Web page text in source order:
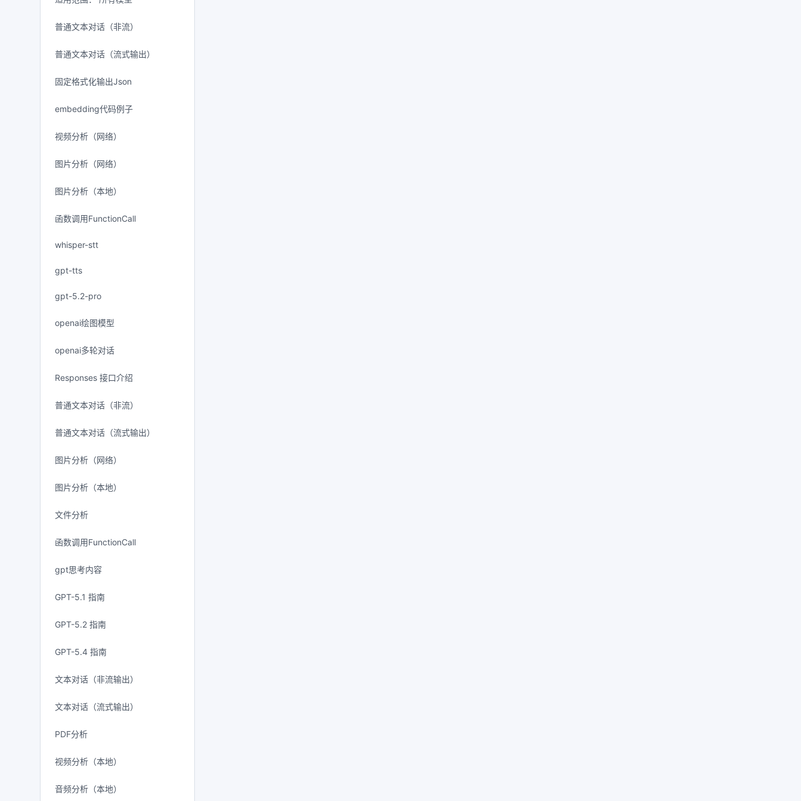
普通文本对话（非流）
普通文本对话（流式输出）
固定格式化输出Json
embedding代码例子
视频分析（网络）
图片分析（网络）
图片分析（本地）
函数调用FunctionCall
whisper-stt
gpt-tts
gpt-5.2-pro
openai绘图模型
openai多轮对话
Responses 接口介绍
普通文本对话（非流）
普通文本对话（流式输出）
图片分析（网络）
图片分析（本地）
文件分析
函数调用FunctionCall
gpt思考内容
GPT-5.1 指南
GPT-5.2 指南
GPT-5.4 指南
文本对话（非流输出）
文本对话（流式输出）
PDF分析
视频分析（本地）
音频分析（本地）